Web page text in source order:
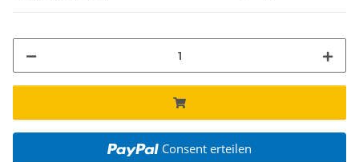
Consent erteilen